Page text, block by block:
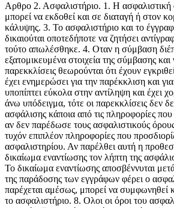
Αρθρο 2. Ασφαλιστήριο. 1. Η ασφαλιστική
μπορεί να εκδοθεί και σε διαταγή ή στον
κάλυψης. 3. Το ασφαλιστήριο και το
δικαιούται οποτεδήποτε να ζητήσει
τούτο απωλέσθηκε. 4. Οταν η σύμβαση
εξατομικευμένα στοιχεία της σύμβασης
παρεκκλίσεις θεωρούνται ότι έχουν
έχει ενημερώσει για την παρέκκλιση και
υποπίπτει εύκολα στην αντίληψη και
άνω υπόδειγμα, τότε οι παρεκκλίσεις δεν
ασφάλισης κάποια από τις πληροφορίες
αν δεν παρέδωσε τους ασφαλιστικούς
τυχόν επιπλέον πληροφορίες που
ασφαλιστηρίου. Αν παρέλθει αυτή η
δικαίωμα εναντίωσης τον λήπτη της
Το δικαίωμα εναντίωσης αποσβέννυται
της παράδοσης των εγγράφων φέρει ο
παρέχεται αμέσως, μπορεί να συμφωνηθεί
το ασφαλιστήριο. 8. Ολοι οι όροι του